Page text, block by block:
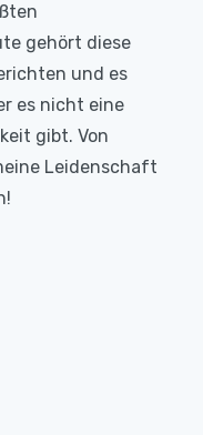
gehört diese
und es
es nicht eine
gibt. Von
Leidenschaft